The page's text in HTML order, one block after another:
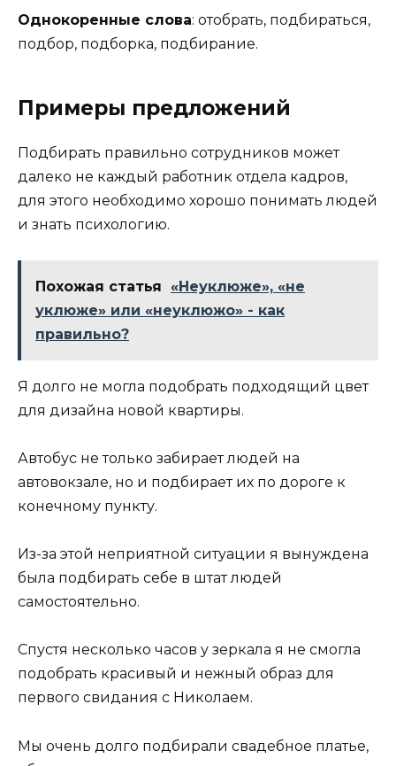
Однокоренные слова: отобрать, подбираться,
подбор, подборка, подбирание.
Примеры предложений
Подбирать правильно сотрудников может
далеко не каждый работник отдела кадров,
для этого необходимо хорошо понимать людей
и знать психологию.
Похожая статья
«Неуклюже», «не
уклюже» или «неуклюжо» - как
правильно?
Я долго не могла подобрать подходящий цвет
для дизайна новой квартиры.
Автобус не только забирает людей на
автовокзале, но и подбирает их по дороге к
конечному пункту.
Из-за этой неприятной ситуации я вынуждена
была подбирать себе в штат людей
самостоятельно.
Спустя несколько часов у зеркала я не смогла
подобрать красивый и нежный образ для
первого свидания с Николаем.
Мы очень долго подбирали свадебное платье,